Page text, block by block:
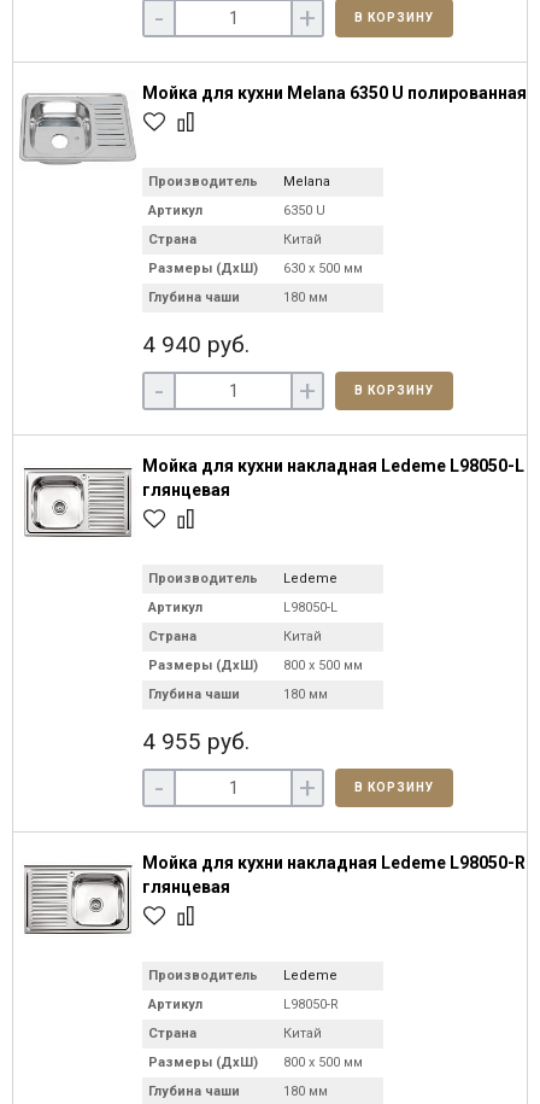
- + В КОРЗИНУ
Мойка для кухни Melana 6350 U полированная
Производитель
Melana
Артикул
6350 U
Страна
Китай
Размеры (ДхШ)
630 х 500 мм
Глубина чаши
180 мм
4 940 руб.
- + В КОРЗИНУ
Мойка для кухни накладная Ledeme L98050-L
глянцевая
Производитель
Ledeme
Артикул
L98050-L
Страна
Китай
Размеры (ДхШ)
800 х 500 мм
Глубина чаши
180 мм
4 955 руб.
- + В КОРЗИНУ
Мойка для кухни накладная Ledeme L98050-R
глянцевая
Производитель
Ledeme
Артикул
L98050-R
Страна
Китай
Размеры (ДхШ)
800 х 500 мм
Глубина чаши
180 мм